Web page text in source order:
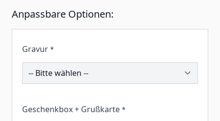
Anpassbare Optionen:
Gravur *
192439
Geschenkbox + Grußkarte *